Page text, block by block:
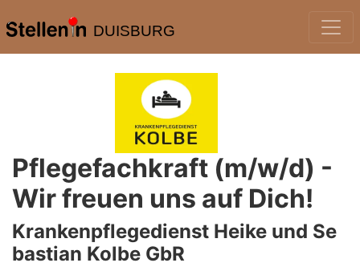
DUISBURG
Pflegefachkraft (m/w/d) -
Wir freuen uns auf Dich!
Krankenpflegedienst Heike und Se
bastian Kolbe GbR